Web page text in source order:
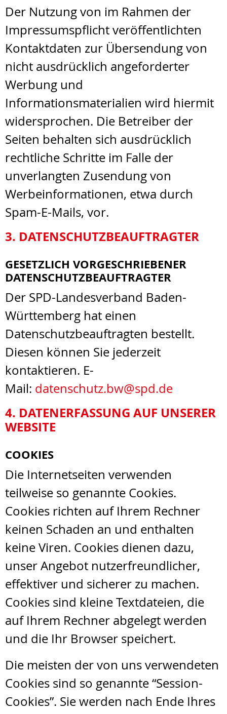
Der Nutzung von im Rahmen der
Impressumspflicht veröffentlichten
Kontaktdaten zur Übersendung von
nicht ausdrücklich angeforderter
Werbung und
Informationsmaterialien wird hiermit
widersprochen. Die Betreiber der
Seiten behalten sich ausdrücklich
rechtliche Schritte im Falle der
unverlangten Zusendung von
Werbeinformationen, etwa durch
Spam-E-Mails, vor.
3. DATENSCHUTZBEAUFTRAGTER
GESETZLICH VORGESCHRIEBENER
DATENSCHUTZBEAUFTRAGTER
Der SPD-Landesverband Baden-
Württemberg hat einen
Datenschutzbeauftragten bestellt.
Diesen können Sie jederzeit
kontaktieren. E-
Mail: datenschutz.bw@spd.de
4. DATENERFASSUNG AUF UNSERER
WEBSITE
COOKIES
Die Internetseiten verwenden
teilweise so genannte Cookies.
Cookies richten auf Ihrem Rechner
keinen Schaden an und enthalten
keine Viren. Cookies dienen dazu,
unser Angebot nutzerfreundlicher,
effektiver und sicherer zu machen.
Cookies sind kleine Textdateien, die
auf Ihrem Rechner abgelegt werden
und die Ihr Browser speichert.
Die meisten der von uns verwendeten
Cookies sind so genannte “Session-
Cookies”. Sie werden nach Ende Ihres